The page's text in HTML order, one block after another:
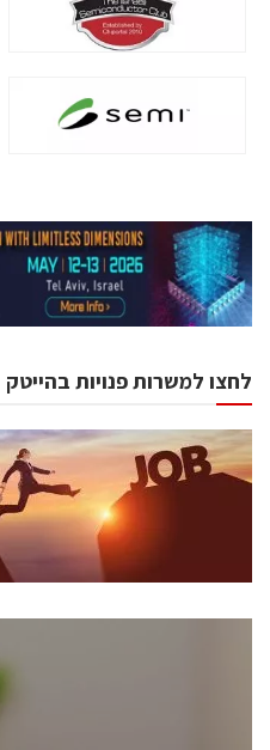
לחצו למשרות פנויות בהייטק
כנסים